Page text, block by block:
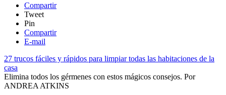
Compartir
Tweet
Pin
Compartir
E-mail
27 trucos fáciles y rápidos para limpiar todas las habitaciones de la
casa
Elimina todos los gérmenes con estos mágicos consejos. Por
ANDREA ATKINS